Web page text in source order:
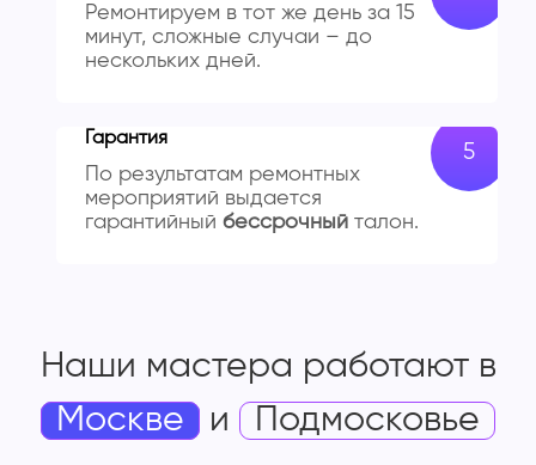
Ремонтируем в тот же день за 15
минут, сложные случаи – до
нескольких дней.
Гарантия
По результатам ремонтных
мероприятий выдается
гарантийный бессрочныйталон.
Наши мастера работают в
Москве
и Подмосковье